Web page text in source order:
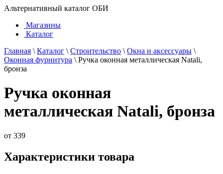
Альтернативный каталог ОБИ
Магазины
Каталог
Главная \ Каталог \ Строительство \ Окна и аксессуары \
Оконная фурнитура \ Ручка оконная металлическая Natali,
бронза
Ручка оконная
металлическая Natali, бронза
от 339
Характеристики товара